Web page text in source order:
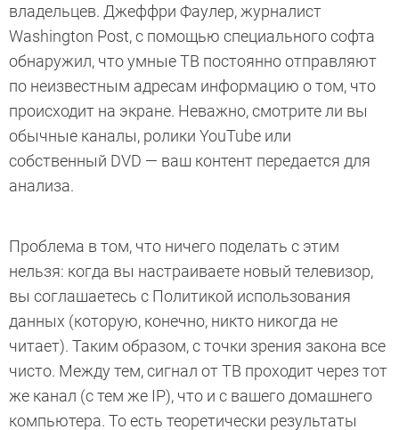
владельцев. Джеффри Фаулер, журналист
Washington Post, с помощью специального софта
обнаружил, что умные ТВ постоянно отправляют
по неизвестным адресам информацию о том, что
происходит на экране. Неважно, смотрите ли вы
обычные каналы, ролики YouTube или
собственный DVD — ваш контент передается для
анализа.
Проблема в том, что ничего поделать с этим
нельзя: когда вы настраиваете новый телевизор,
вы соглашаетесь с Политикой использования
данных (которую, конечно, никто никогда не
читает). Таким образом, с точки зрения закона все
чисто. Между тем, сигнал от ТВ проходит через тот
же канал (с тем же IP), что и с вашего домашнего
компьютера. То есть теоретически результаты